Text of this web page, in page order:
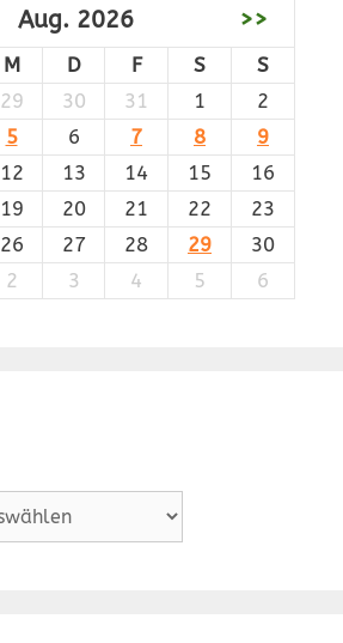
Aug. 2026 >>
M D F S
S
29 30 31 1
2
5 6 7 8
9
12 13 14 15
16
19 20 21 22
23
26 27 28 29
30
2 3 4 5 6